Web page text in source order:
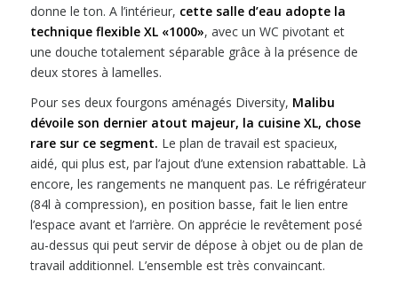
donne le ton. A l’intérieur, cette salle d’eau adopte la
technique flexible XL «1000», avec un WC pivotant et
une douche totalement séparable grâce à la présence de
deux stores à lamelles.
Pour ses deux fourgons aménagés Diversity, Malibu
dévoile son dernier atout majeur, la cuisine XL, chose
rare sur ce segment. Le plan de travail est spacieux,
aidé, qui plus est, par l’ajout d’une extension rabattable. Là
encore, les rangements ne manquent pas. Le réfrigérateur
(84l à compression), en position basse, fait le lien entre
l’espace avant et l’arrière. On apprécie le revêtement posé
au-dessus qui peut servir de dépose à objet ou de plan de
travail additionnel. L’ensemble est très convaincant.